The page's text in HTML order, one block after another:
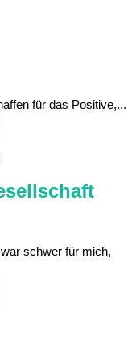
für das Positive,...
schwer für mich,